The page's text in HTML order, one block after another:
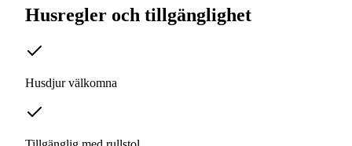
Husregler och tillgänglighet
Husdjur välkomna